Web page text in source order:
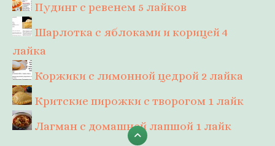
Пудинг с ревенем 5 лайков
Шарлотка с яблоками и корицей4
лайка
Коржики с лимонной цедрой 2 лайка
Критские пирожки с творогом 1 лайк
Лагман с домашней лапшой 1 лайк